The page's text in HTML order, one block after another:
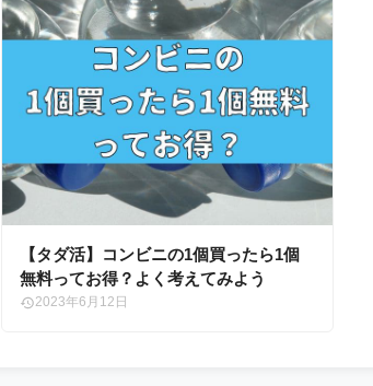
【タダ活】コンビニの1個買ったら1個
無料ってお得？よく考えてみよう
2023年6月12日